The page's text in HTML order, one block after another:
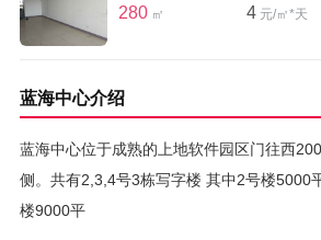
280 ㎡ 4 元/㎡*天
蓝海中心介绍
蓝海中心位于成熟的上地软件园区门往西
侧。共有2,3,4号3栋写字楼 其中2号楼5000
楼9000平